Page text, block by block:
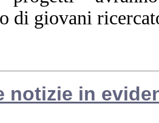
di giovani
notizie in